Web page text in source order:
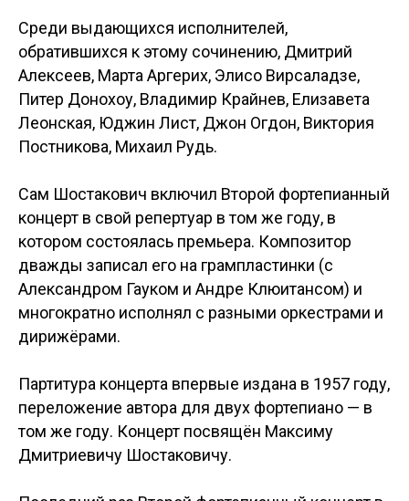
Среди выдающихся исполнителей,
обратившихся к этому сочинению, Дмитрий
Алексеев, Марта Аргерих, Элисо Вирсаладзе,
Питер Донохоу, Владимир Крайнев, Елизавета
Леонская, Юджин Лист, Джон Огдон, Виктория
Постникова, Михаил Рудь.
Сам Шостакович включил Второй фортепианный
концерт в свой репертуар в том же году, в
котором состоялась премьера. Композитор
дважды записал его на грампластинки (с
Александром Гауком и Андре Клюитансом) и
многократно исполнял с разными оркестрами и
дирижёрами.
Партитура концерта впервые издана в 1957 году,
переложение автора для двух фортепиано — в
том же году. Концерт посвящён Максиму
Дмитриевичу Шостаковичу.